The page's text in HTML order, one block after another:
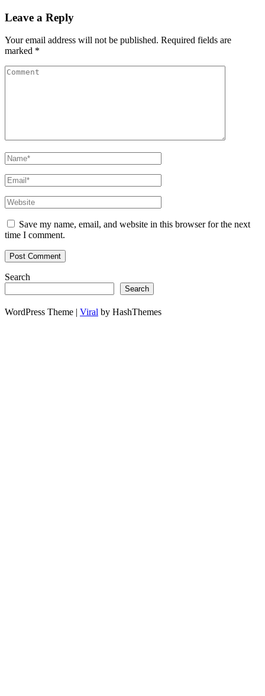
Leave a Reply
Your email address will not be published. Required fields are
marked *
Save my name, email, and website in this browser for the next
time I comment.
Search
Search
WordPress Theme | Viral by HashThemes